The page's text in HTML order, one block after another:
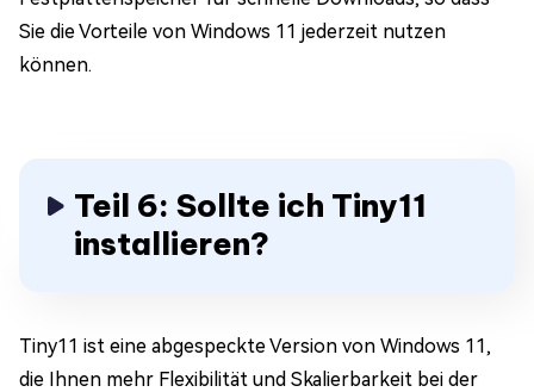
Sie die Vorteile von Windows 11 jederzeit nutzen
können.
Teil 6: Sollte ich Tiny11
installieren?
Tiny11 ist eine abgespeckte Version von Windows 11,
die Ihnen mehr Flexibilität und Skalierbarkeit bei der